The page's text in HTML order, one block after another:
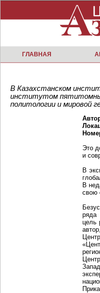
ГЛАВНАЯ
В Казахстанском
институтом
политологии и мировой
Это
и
В
В
свою
ряда
цель